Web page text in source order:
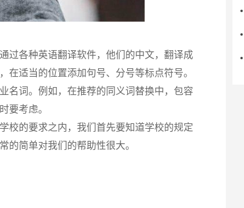
过各种英语翻译软件，他们的中文，翻译成
适当的位置添加句号、分号等标点符号。
名词。例如，在推荐的同义词替换中，包容
要考虑。
校的要求之内，我们首先要知道学校的规定
的简单对我们的帮助性很大。